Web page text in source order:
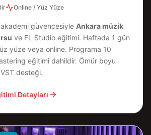
Online / Yüz Yüze
akademi güvencesiyle Ankara müzik
ve FL Studio eğitimi. Haftada 1 gün
yüze veya online. Programa 10
eğitimi dahildir. Ömür boyu
desteği.
Detayları